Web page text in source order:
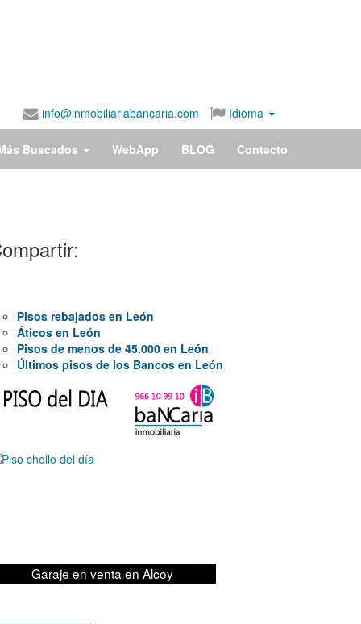
info@inmobiliariabancaria.com Idioma
Buscados WebApp BLOG Contacto
Pisos rebajados en León
Áticos en León
Pisos de menos de 45.000 en León
Últimos pisos de los Bancos en León
Garaje en venta en Alcoy